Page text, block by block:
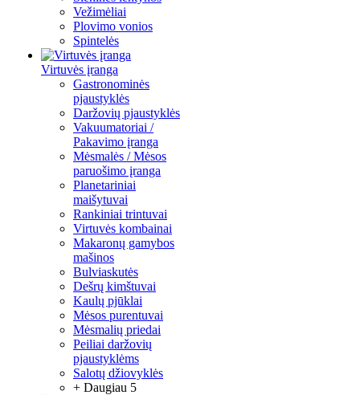
Vežimėliai
Plovimo vonios
Spintelės
Virtuvės įranga
Gastronominės
pjaustyklės
Daržovių pjaustyklės
Vakuumatoriai /
Pakavimo įranga
Mėsmalės / Mėsos
paruošimo įranga
Planetariniai
maišytuvai
Rankiniai trintuvai
Virtuvės kombainai
Makaronų gamybos
mašinos
Bulviaskutės
Dešrų kimštuvai
Kaulų pjūklai
Mėsos purentuvai
Mėsmalių priedai
Peiliai daržovių
pjaustyklėms
Salotų džiovyklės
+ Daugiau 5